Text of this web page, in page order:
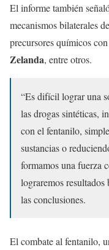
El informe también
mecanismos bilaterales
precursores químicos
Zelanda, entre otros.
“Es difícil lograr una
las drogas sintéticas,
con el fentanilo,
sustancias o
formamos una fuerza
lograremos resultados
las conclusiones.
El combate al fentanilo,